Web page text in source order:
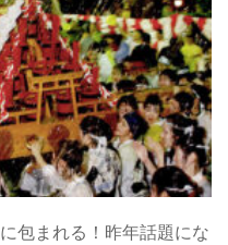
包まれる！昨年話題にな